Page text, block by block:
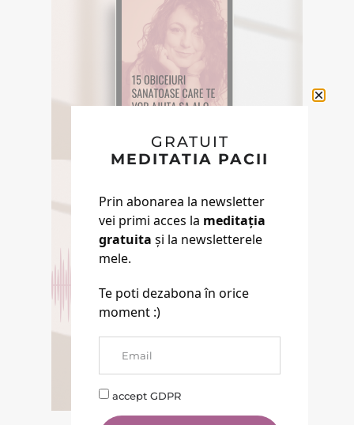
Descarca aici eBookul gratuit care sper sa te
inspire in Calatoria ta.
EBOOK GRATUIT
Descarca aici eBookul gratuit care sper
sa te inspire in Calatoria ta.
DESCOPERA
MEDITATII
Descopera podcasturile despre
spiritualitate si meditatiile din canalul
Spotify BACK TO LIFE.
DESCOPERA
GRATUIT
MEDITATIA PACII
Prin abonarea la newsletter
vei primi acces la meditația
gratuita și la newsletterele
mele.
Te poti dezabona în orice
moment :)
accept GDPR